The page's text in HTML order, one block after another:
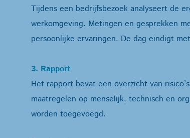
Tijdens een bedrijfsbezoek analyseert de
werkomgeving. Metingen en gesprekken
persoonlijke ervaringen. De dag eindigt
3. Rapport
Het rapport bevat een overzicht van
maatregelen op menselijk, technisch en
worden toegevoegd.